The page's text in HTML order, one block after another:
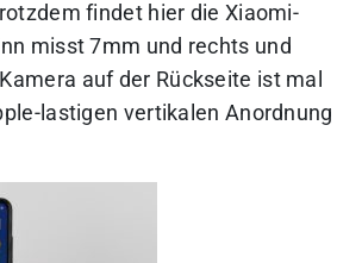
findet hier die Xiaomi-
misst 7mm und rechts und
auf der Rückseite ist mal
lastigen vertikalen Anordnung